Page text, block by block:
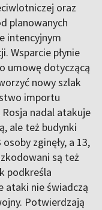
oraz
planowanych
intencyjnym
Wsparcie płynie
umowę dotyczącą
nowy szlak
importu
nadal atakuje
ale też budynki
zginęły, a 13,
są też
podkreśla
ataki nie świadczą
Potwierdzają